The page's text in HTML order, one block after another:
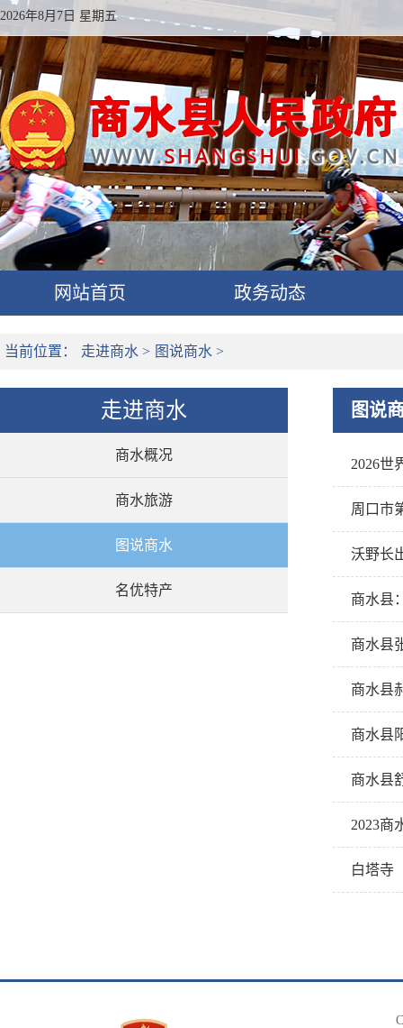
2026年8月7日 星期五
网站首页 政务动态
当前位置： 走进商水 > 图说商水 >
走进商水
商水概况
商水旅游
图说商水
名优特产
图说
2026世
周口市
沃野长
商水县
商水县
商水县
商水县
商水县
2023商
白塔寺